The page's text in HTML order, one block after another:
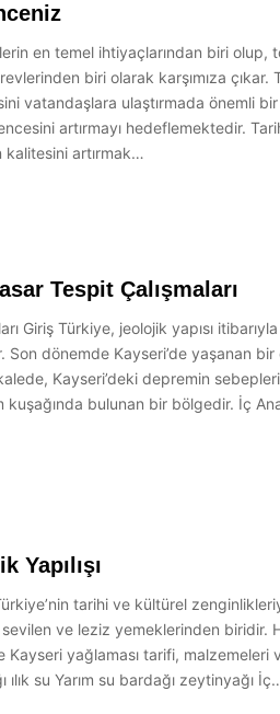
en temel ihtiyaçlarından biri
biri olarak karşımıza
vatandaşlara ulaştırmada önemli
artırmayı hedeflemektedir.
kalitesini artırmak…
Tespit Çalışmaları
Giriş Türkiye, jeolojik yapısı
dönemde Kayseri’de yaşanan
Kayseri’deki depremin
bulunan bir bölgedir. İç
Yapılışı
tarihi ve kültürel
sevilen ve leziz yemeklerinden
yağlaması tarifi,
ılık su Yarım su bardağı zeytinyağı